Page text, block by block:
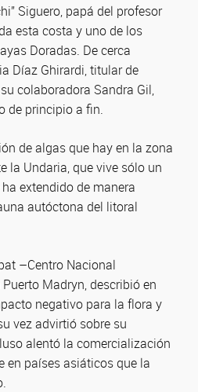
Siguero, papá del profesor
esta costa y uno de los
Doradas. De cerca
Díaz Ghirardi, titular de
colaboradora Sandra Gil,
de principio a fin.
de algas que hay en la zona
la Undaria, que vive sólo un
extendido de manera
autóctona del litoral
–Centro Nacional
Madryn, describió en
negativo para la flora y
vez advirtió sobre su
alentó la comercialización
en países asiáticos que la